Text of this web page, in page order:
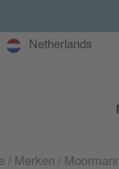
Netherlands
Merken